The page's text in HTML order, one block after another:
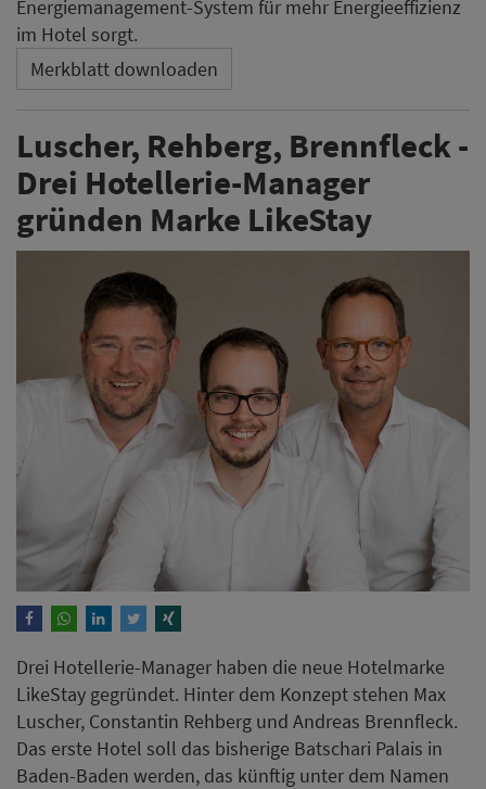
Energiemanagement-System für mehr Energieeffizienz
im Hotel sorgt.
Merkblatt downloaden
Luscher, Rehberg, Brennfleck -
Drei Hotellerie-Manager
gründen Marke LikeStay
Drei Hotellerie-Manager​​​​​​​ haben die neue Hotelmarke
LikeStay gegründet. Hinter dem Konzept stehen Max
Luscher, Constantin Rehberg und Andreas Brennfleck.
Das erste Hotel soll das bisherige Batschari Palais in
Baden-Baden werden, das künftig unter dem Namen